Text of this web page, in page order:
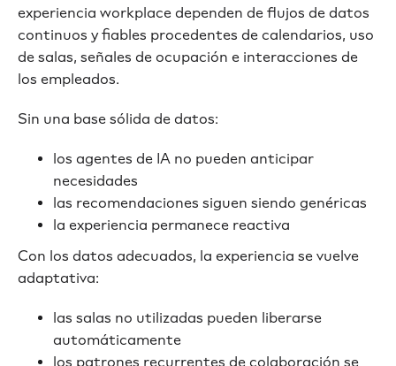
experiencia workplace dependen de flujos de datos
continuos y fiables procedentes de calendarios, uso
de salas, señales de ocupación e interacciones de
los empleados.
Sin una base sólida de datos:
los agentes de IA no pueden anticipar
necesidades
las recomendaciones siguen siendo genéricas
la experiencia permanece reactiva
Con los datos adecuados, la experiencia se vuelve
adaptativa:
las salas no utilizadas pueden liberarse
automáticamente
los patrones recurrentes de colaboración se